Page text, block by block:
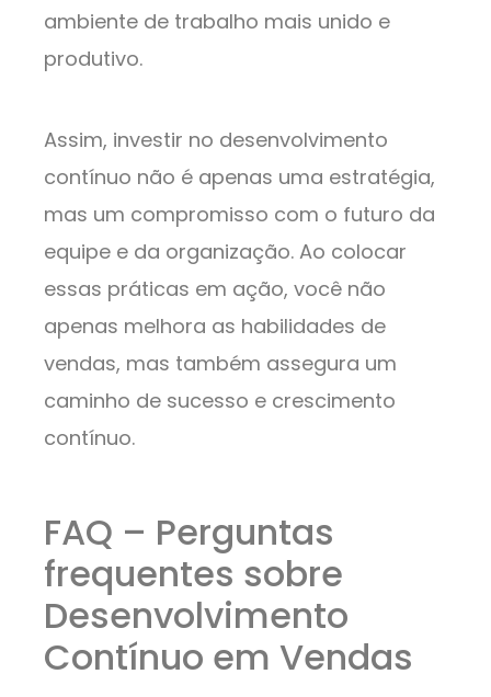
ambiente de trabalho mais unido e
produtivo.
Assim, investir no desenvolvimento
contínuo não é apenas uma estratégia,
mas um compromisso com o futuro da
equipe e da organização. Ao colocar
essas práticas em ação, você não
apenas melhora as habilidades de
vendas, mas também assegura um
caminho de sucesso e crescimento
contínuo.
FAQ – Perguntas
frequentes sobre
Desenvolvimento
Contínuo em Vendas